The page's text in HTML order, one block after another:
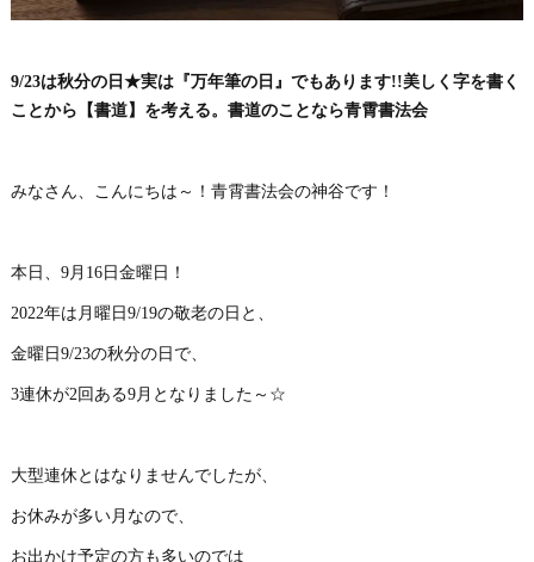
9/23は秋分の日★実は『万年筆の日』でもあります!!美しく字を書く
ことから【書道】を考える。書道のことなら青霄書法会
みなさん、こんにちは～！青霄書法会の神谷です！
本日、9月16日金曜日！
2022年は月曜日9/19の敬老の日と、
金曜日9/23の秋分の日で、
3連休が2回ある9月となりました～☆
大型連休とはなりませんでしたが、
お休みが多い月なので、
お出かけ予定の方も多いのでは